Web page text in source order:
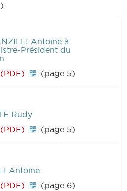
Antoine à
Président du
(page 5)
Rudy
(page 5)
Antoine
(page 6)